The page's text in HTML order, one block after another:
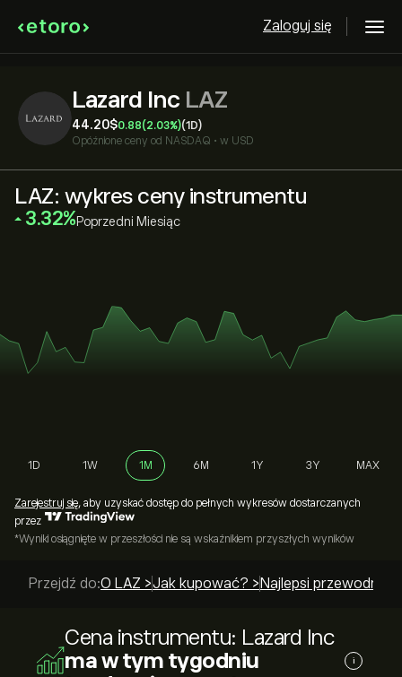
Zaloguj się
Lazard Inc LAZ
44.20‎$‎0.88(2.03%)(1D)
Opóźnione ceny od NASDAQ • w USD
LAZ: wykres ceny instrumentu
‎3.32‎ Poprzedni Miesiąc
1D 1W 1M 6M 1Y 3Y MAX
Zarejestruj się, aby uzyskać dostęp do pełnych wykresów dostarczanych
przez
*Wyniki osiągnięte w przeszłości nie są wskaźnikiem przyszłych wyników
Przejdź do:O LAZ >Jak kupować? > Najlepsi przewodnicy
Cena instrumentu: Lazard Inc
ma w tym tygodniu
i